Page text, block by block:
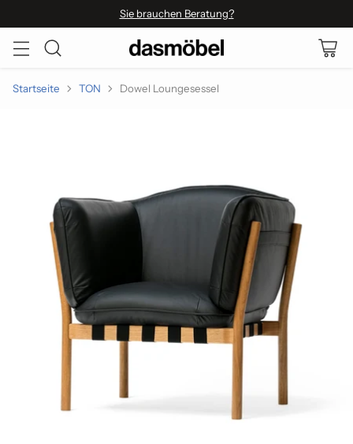
Sie brauchen Beratung?
Startseite TON Dowel Loungesessel